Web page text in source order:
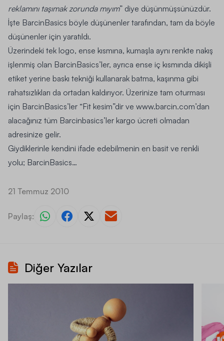
reklamını taşımak zorunda mıyım” diye düşünmüşsünüzdür.
İşte BarcinBasics böyle düşünenler tarafından, tam da böyle
düşünenler için yaratıldı.
Üzerindeki tek logo, ense kısmına, kumaşla aynı renkte nakış
işlenmiş olan BarcinBasics’ler, ayrıca ense iç kısmında dikişli
etiket yerine baskı tekniği kullanarak batma, kaşınma gibi
rahatsızlıkları da ortadan kaldırıyor. Üzerinize tam oturması
için BarcinBasics’ler “Fit kesim”dir ve www.barcin.com’dan
alacağınız tüm Barcinbasics’ler kargo ücreti olmadan
adresinize gelir.
Giydiklerinle kendini ifade edebilmenin en basit ve renkli
yolu; BarcinBasics…
21 Temmuz 2010
Paylaş:
Diğer Yazılar